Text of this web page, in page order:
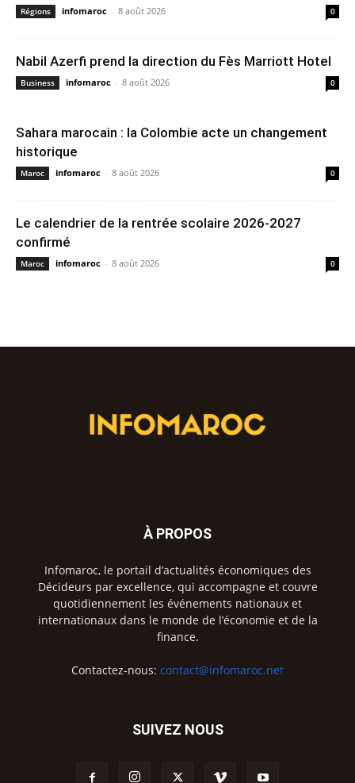
Régions infomaroc - 8 août 2026 0
Nabil Azerfi prend la direction du Fès Marriott Hotel
Business infomaroc - 8 août 2026 0
Sahara marocain : la Colombie acte un changement
historique
Maroc infomaroc - 8 août 2026 0
Le calendrier de la rentrée scolaire 2026-2027
confirmé
Maroc infomaroc - 8 août 2026 0
À PROPOS
Infomaroc, le portail d’actualités économiques des
Décideurs par excellence, qui accompagne et couvre
quotidiennement les événements nationaux et
internationaux dans le monde de l’économie et de la
finance.
Contactez-nous: contact@infomaroc.net
SUIVEZ NOUS